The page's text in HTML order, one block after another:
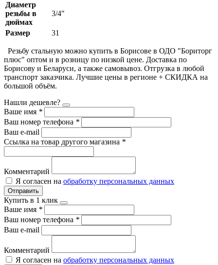
Диаметр
резьбы в
дюймах
3/4"
Размер 31
Резьбу стальную можно купить в Борисове в ОДО "Бориторг
плюс" оптом и в розницу по низкой цене. Доставка по
Борисову и Беларуси, а также самовывоз. Отгрузка в любой
транспорт заказчика. Лучшие цены в регионе + СКИДКА на
большой объём.
Нашли дешевле?
Ваше имя *
Ваш номер телефона *
Ваш e-mail
Ссылка на товар другого магазина *
Комментарий
Я согласен на обработку персональных данных
Отправить
Купить в 1 клик
Ваше имя *
Ваш номер телефона *
Ваш e-mail
Комментарий
Я согласен на обработку персональных данных